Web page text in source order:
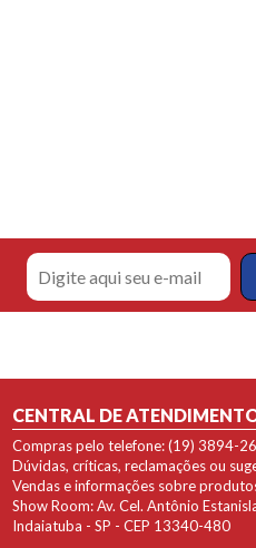
CENTRAL DE
Compras pelo telefone: (19) 3894-
Dúvidas, críticas, reclamações ou
Vendas e informações sobre
Show Room: Av. Cel. Antônio
Indaiatuba - SP - CEP 13340-480